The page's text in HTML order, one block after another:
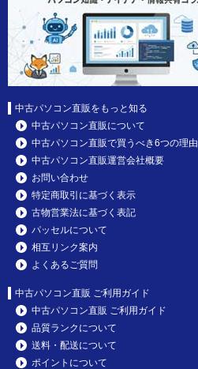
中古パソコン直販をもっと知る
中古パソコン直販について
中古パソコン直販で買うべき6つの理由
中古パソコン直販運営会社概要
お問い合わせ
特定商取引に基づく表示
古物営業法に基づく表記
パッセルについて
相互リンク案内
よくあるご質問
中古パソコン直販 ご利用ガイド
中古パソコン直販 ご利用ガイド
品質ランクについて
送料・配送について
ポイントについて